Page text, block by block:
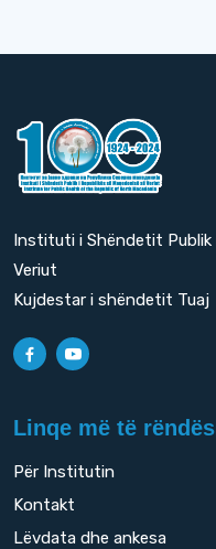
Instituti i Shëndetit Publik
Veriut
Kujdestar i shëndetit Tuaj
Linqe më të
Për Institutin
Kontakt
Lëvdata dhe ankesa